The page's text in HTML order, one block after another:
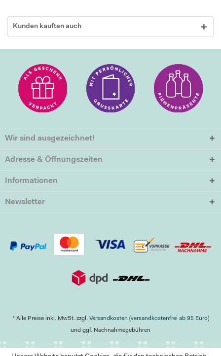
Kunden kauften auch
Wir sind ausgezeichnet!
Adresse & Öffnungszeiten
Informationen
Newsletter
* Alle Preise inkl. MwSt. zzgl. Versandkosten (versandkostenfrei ab 95 Euro)
und ggf. Nachnahmegebühren